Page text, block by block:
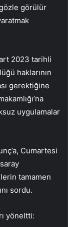
görülür
2023 tarihli
haklarının
gerektiğine
uygulamalar
Cumartesi
tamamen
sordu.
yöneltti: